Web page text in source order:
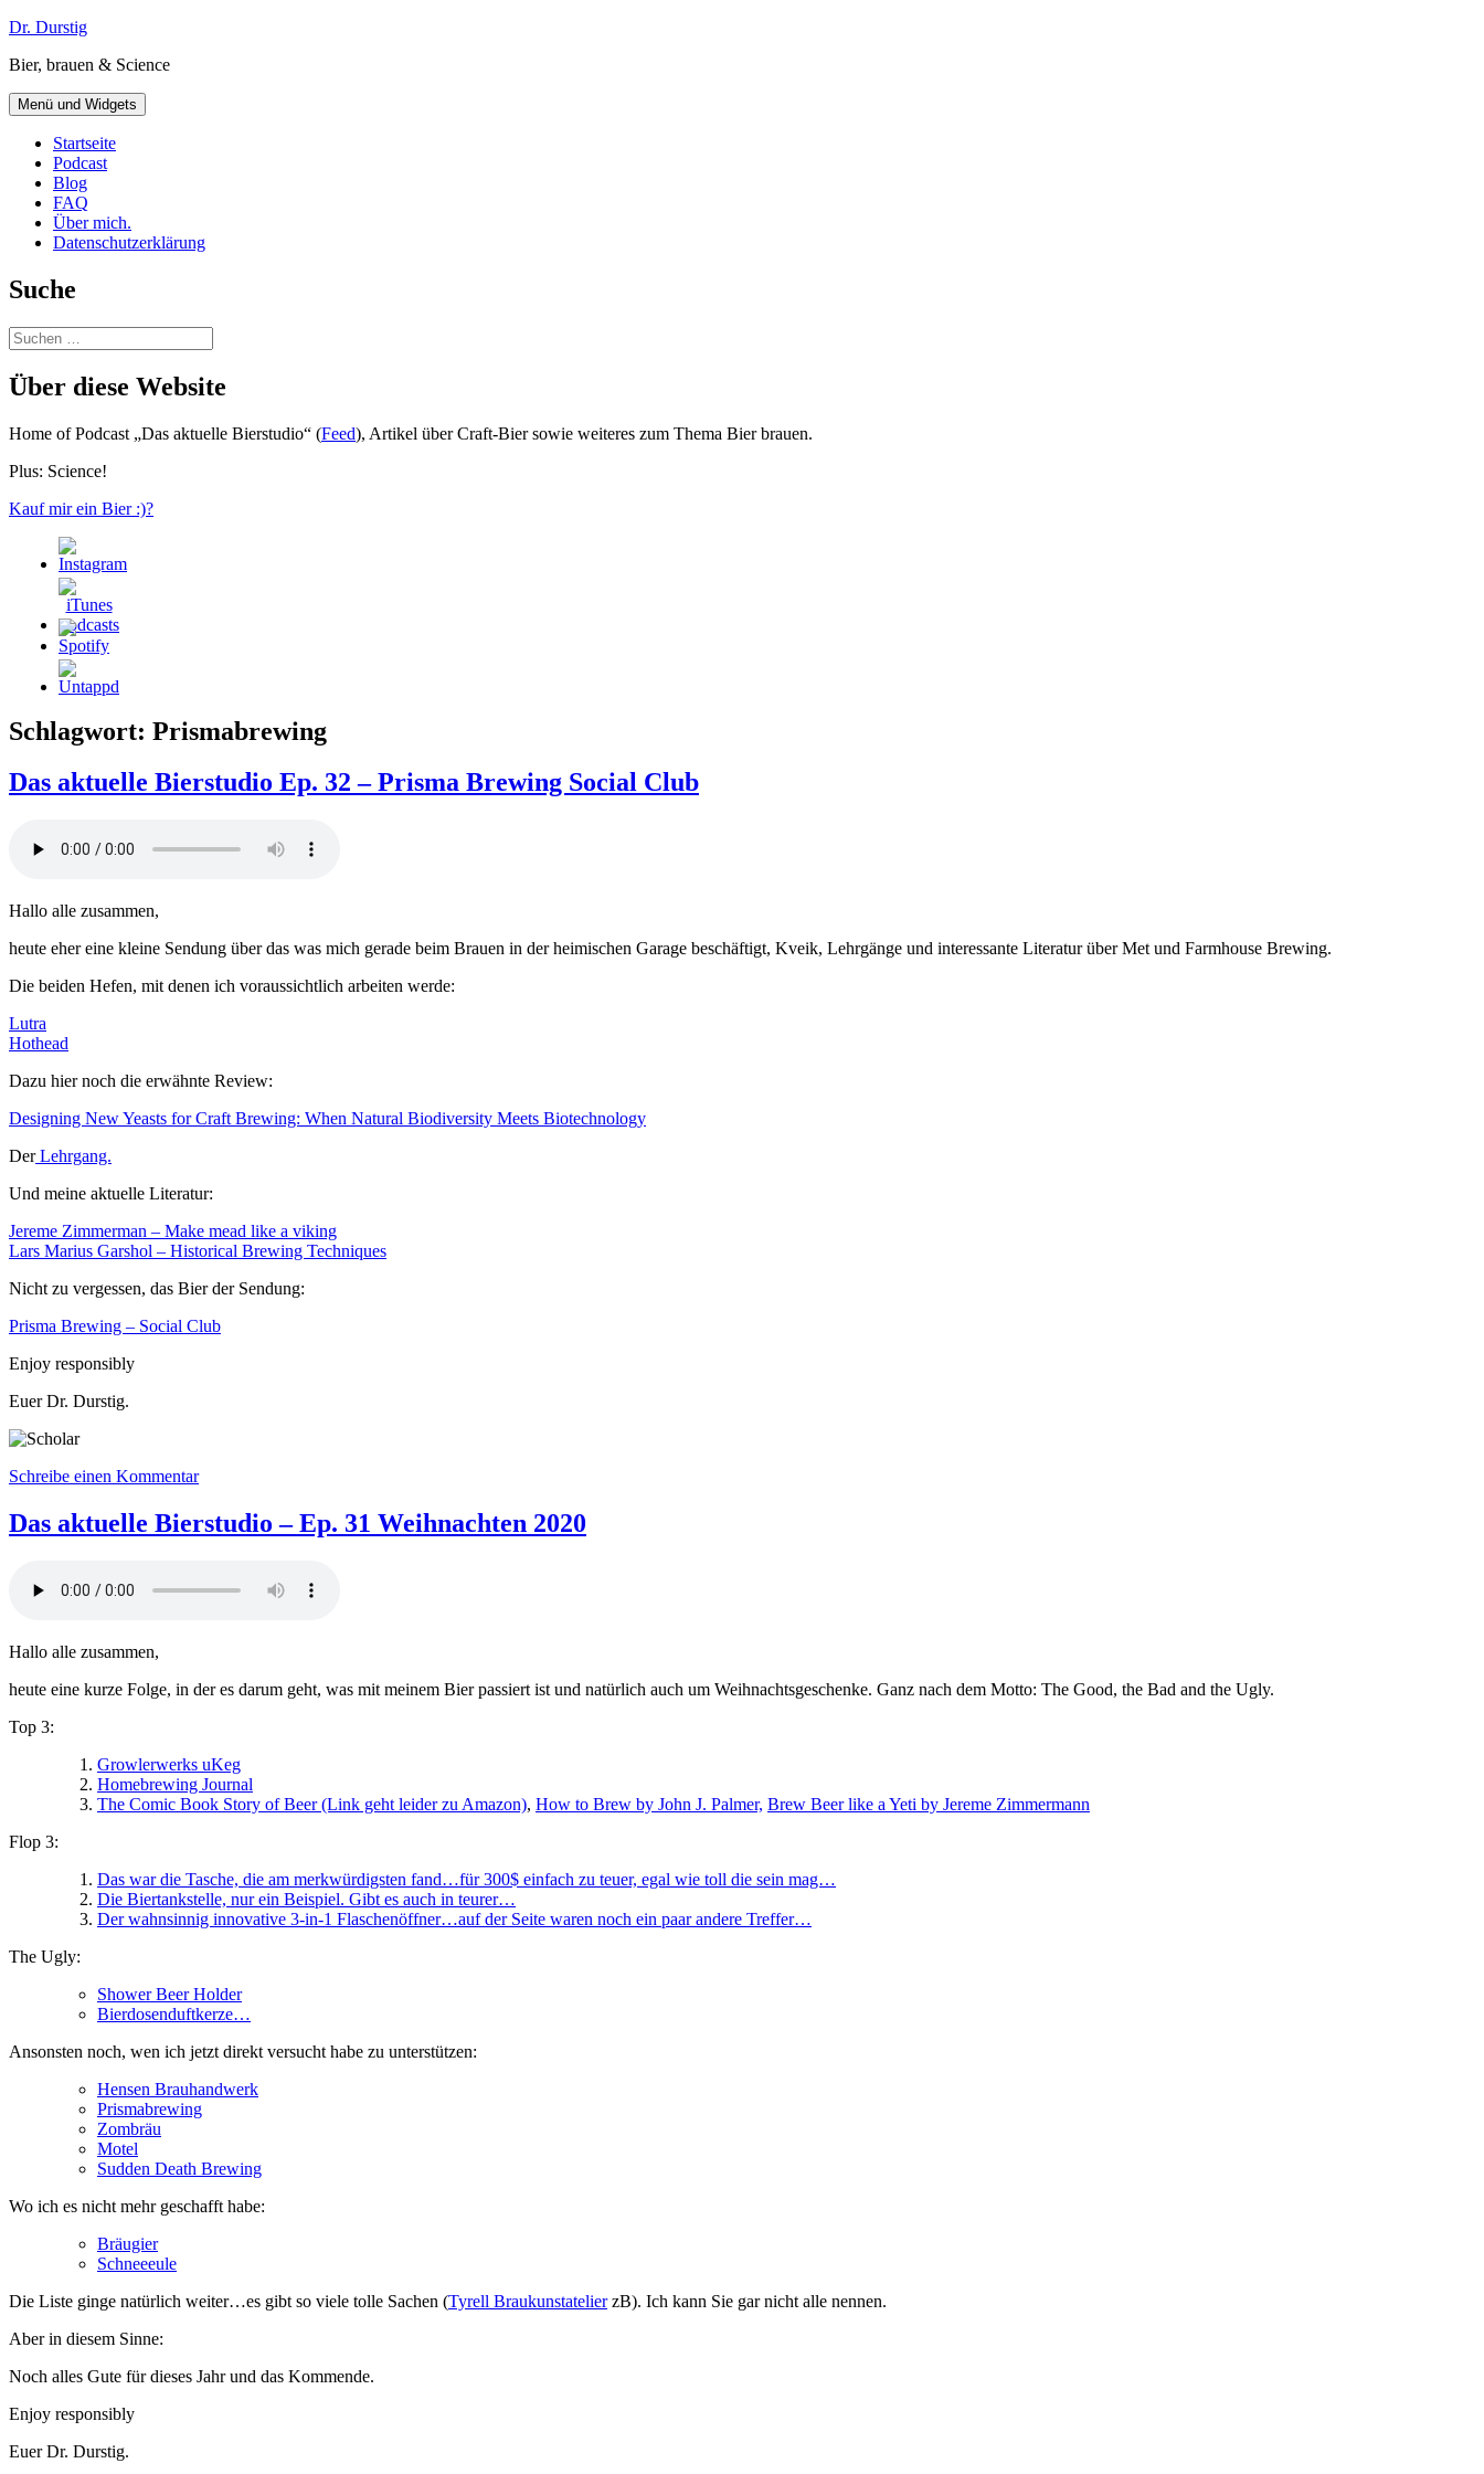
Zum
springen
Dr. Durstig
Bier, brauen & Science
Menü und Widgets
Startseite
Podcast
Blog
FAQ
Über mich.
Datenschutzerklärung
Suche
Suchen
nach:
Über diese Website
Home of Podcast „Das aktuelle Bierstudio“ (Feed), Artikel über Craft-Bier sowie weiteres zum Thema Bier brauen.
Plus: Science!
Kauf mir ein Bier :)?
Schlagwort: Prismabrewing
Das aktuelle Bierstudio Ep. 32 – Prisma Brewing Social Club
Hallo alle zusammen,
heute eher eine kleine Sendung über das was mich gerade beim Brauen in der heimischen Garage beschäftigt, Kveik, Lehrgänge und interessante Literatur über Met und Farmhouse Brewing.
Die beiden Hefen, mit denen ich voraussichtlich arbeiten werde:
Lutra
Hothead
Dazu hier noch die erwähnte Review:
Designing New Yeasts for Craft Brewing: When Natural Biodiversity Meets Biotechnology
DerLehrgang.
Und meine aktuelle Literatur:
Jereme Zimmerman – Make mead like a viking
Lars Marius Garshol – Historical Brewing Techniques
Nicht zu vergessen, das Bier der Sendung:
Prisma Brewing – Social Club
Enjoy responsibly
Euer Dr. Durstig.
Schreibe einen Kommentarzu
aktuelle
Bierstudio
–
Das aktuelle Bierstudio – Ep. 31 Weihnachten 2020
Hallo alle zusammen,
heute eine kurze Folge, in der es darum geht, was mit meinem Bier passiert ist und natürlich auch um Weihnachtsgeschenke. Ganz nach dem Motto: The Good, the Bad and the Ugly.
Top 3:
Growlerwerks uKeg
Homebrewing Journal
The Comic Book Story of Beer (Link geht leider zu Amazon), How to Brew by John J. Palmer, Brew Beer like a Yeti by Jereme Zimmermann
Flop 3:
Das war die Tasche, die am merkwürdigsten fand…für 300$ einfach zu teuer, egal wie toll die sein mag…
Die Biertankstelle, nur ein Beispiel. Gibt es auch in teurer…
Der wahnsinnig innovative 3-in-1 Flaschenöffner…auf der Seite waren noch ein paar andere Treffer…
The Ugly:
Shower Beer Holder
Bierdosenduftkerze…
Ansonsten noch, wen ich jetzt direkt versucht habe zu unterstützen:
Hensen Brauhandwerk
Prismabrewing
Zombräu
Motel
Sudden Death Brewing
Wo ich es nicht mehr geschafft habe:
Bräugier
Schneeeule
Die Liste ginge natürlich weiter…es gibt so viele tolle Sachen (Tyrell BraukunstatelierzB). Ich kann Sie gar nicht alle nennen.
Aber in diesem Sinne:
Noch alles Gute für dieses Jahr und das Kommende.
Enjoy responsibly
Euer Dr. Durstig.